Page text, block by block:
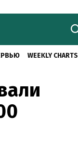
WEEKLY CHARTS